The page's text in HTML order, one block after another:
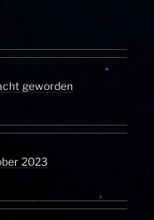
geworden
2023